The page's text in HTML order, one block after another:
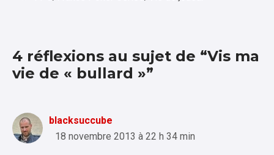
4 réflexions au sujet de “Vis ma
vie de « bullard »”
blacksuccube
18 novembre 2013 à 22 h 34 min